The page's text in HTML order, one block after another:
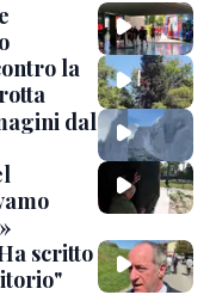
la
dal
scritto